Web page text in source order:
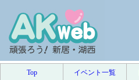
Top イベント一覧